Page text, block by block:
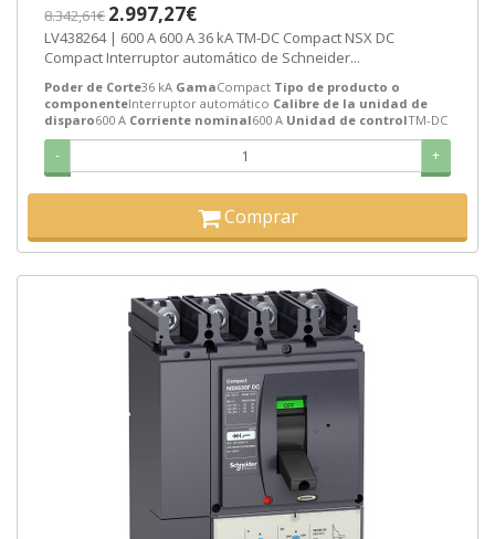
8.342,61€ 2.997,27€
LV438264 | 600 A 600 A 36 kA TM-DC Compact NSX DC
Compact Interruptor automático de Schneider...
Poder de Corte36 kA GamaCompact Tipo de producto o
componenteInterruptor automático Calibre de la unidad de
disparo600 A Corriente nominal600 A Unidad de controlTM-DC
- +
Comprar